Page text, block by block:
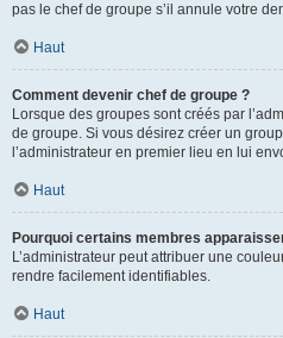
pas le chef de groupe s’il annule votre
Haut
Comment devenir chef de groupe ?
Lorsque des groupes sont créés par
de groupe. Si vous désirez créer un
l’administrateur en premier lieu en lui
Haut
Pourquoi certains membres
L’administrateur peut attribuer une
rendre facilement identifiables.
Haut